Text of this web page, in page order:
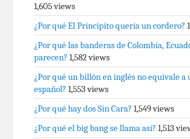
1,605 views
¿Por qué El Principito quería un cordero?
¿Por qué las banderas de Colombia,
parecen? 1,582 views
¿Por qué un billón en inglés no equivale a
español? 1,553 views
¿Por qué hay dos Sin Cara? 1,549 views
¿Por qué el big bang se llama así? 1,513